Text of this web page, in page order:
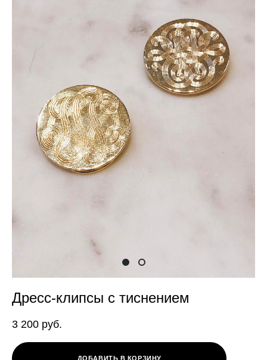
Дресс-клипсы с тиснением
3 200 pуб.
ДОБАВИТЬ В КОРЗИНУ